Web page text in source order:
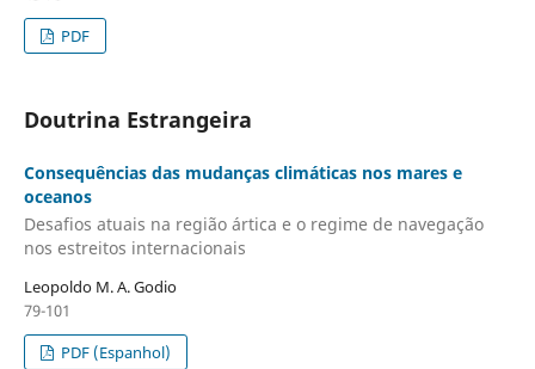
PDF
Doutrina Estrangeira
Consequências das mudanças climáticas nos mares e
oceanos
Desafios atuais na região ártica e o regime de navegação
nos estreitos internacionais
Leopoldo M. A. Godio
79-101
PDF (Espanhol)